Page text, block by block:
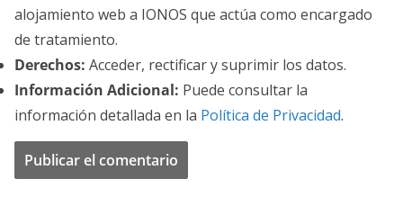
alojamiento web a IONOS que actúa como encargado
de tratamiento.
Derechos: Acceder, rectificar y suprimir los datos.
Información Adicional: Puede consultar la
información detallada en la Política de Privacidad.